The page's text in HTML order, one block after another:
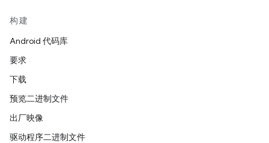
构建
Android 代码库
要求
下载
预览二进制文件
出厂映像
驱动程序二进制文件